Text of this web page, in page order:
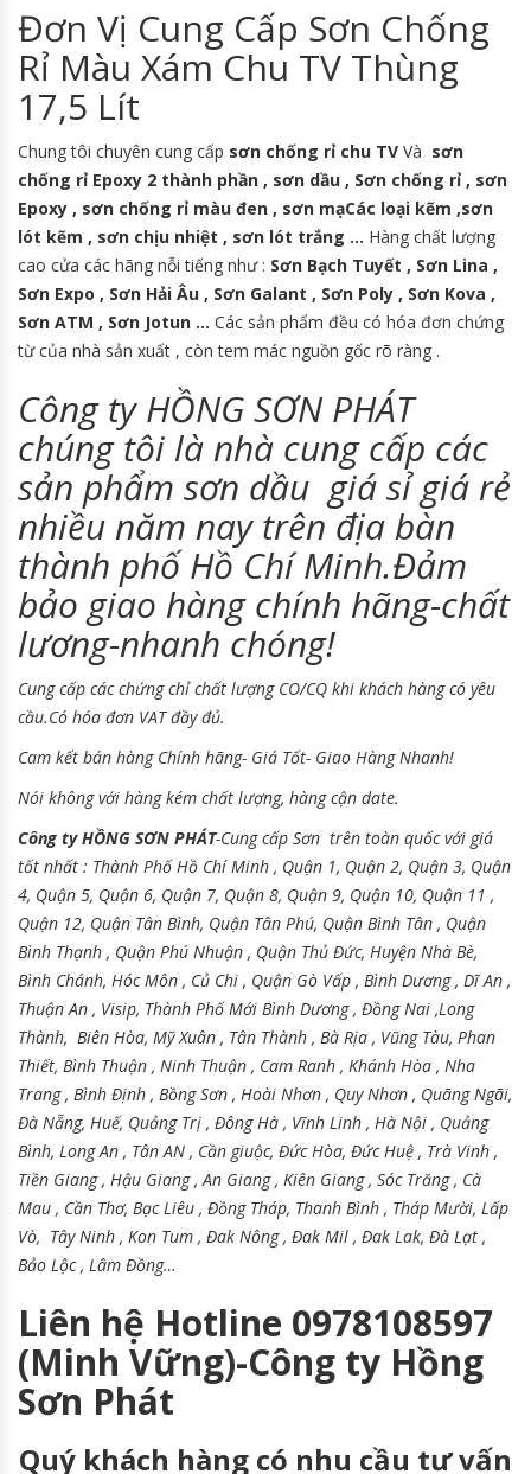
Đơn Vị Cung Cấp Sơn Chống
Rỉ Màu Xám Chu TV Thùng
17,5 Lít
Chung tôi chuyên cung cấp sơn chống rỉ chu TV Và sơn
chống rỉ Epoxy 2 thành phần , sơn dầu , Sơn chống rỉ , sơn
Epoxy , sơn chống rỉ màu đen , sơn mạCác loại kẽm ,sơn
lót kẽm , sơn chịu nhiệt , sơn lót trắng … Hàng chất lượng
cao cửa các hãng nỗi tiếng như : Sơn Bạch Tuyết , Sơn Lina ,
Sơn Expo , Sơn Hải Âu , Sơn Galant , Sơn Poly , Sơn Kova ,
Sơn ATM , Sơn Jotun … Các sản phẩm đều có hóa đơn chứng
từ của nhà sản xuất , còn tem mác nguồn gốc rõ ràng .
Công ty HỒNG SƠN PHÁT
chúng tôi là nhà cung cấp các
sản phẩm sơn dầu giá sỉ giá rẻ
nhiều năm nay trên địa bàn
thành phố Hồ Chí Minh.Đảm
bảo giao hàng chính hãng-chất
lương-nhanh chóng!
Cung cấp các chứng chỉ chất lượng CO/CQ khi khách hàng có yêu
cầu.Có hóa đơn VAT đầy đủ.
Cam kết bán hàng Chính hãng- Giá Tốt- Giao Hàng Nhanh!
Nói không với hàng kém chất lượng, hàng cận date.
Công ty HỒNG SƠN PHÁT-Cung cấp Sơn trên toàn quốc với giá
tốt nhất : Thành Phố Hồ Chí Minh , Quận 1, Quận 2, Quận 3, Quận
4, Quận 5, Quận 6, Quận 7, Quận 8, Quận 9, Quận 10, Quận 11 ,
Quận 12, Quận Tân Bình, Quận Tân Phú, Quận Bình Tân , Quận
Bình Thạnh , Quận Phú Nhuận , Quận Thủ Đức, Huyện Nhà Bè,
Bình Chánh, Hóc Môn , Củ Chi , Quận Gò Vấp , Bình Dương , Dĩ An ,
Thuận An , Visip, Thành Phố Mới Bình Dương , Đồng Nai ,Long
Thành, Biên Hòa, Mỹ Xuân , Tân Thành , Bà Rịa , Vũng Tàu, Phan
Thiết, Bình Thuận , Ninh Thuận , Cam Ranh , Khánh Hòa , Nha
Trang , Bình Định , Bồng Sơn , Hoài Nhơn , Quy Nhơn , Quãng Ngãi,
Đà Nẵng, Huế, Quảng Trị , Đông Hà , Vĩnh Linh , Hà Nội , Quảng
Bình, Long An , Tân AN , Cần giuộc, Đức Hòa, Đức Huệ , Trà Vinh ,
Tiền Giang , Hậu Giang , An Giang , Kiên Giang , Sóc Trăng , Cà
Mau , Cần Thơ, Bạc Liêu , Đồng Tháp, Thanh Bình , Tháp Mười, Lấp
Vò, Tây Ninh , Kon Tum , Đak Nông , Đak Mil , Đak Lak, Đà Lạt ,
Bảo Lộc , Lâm Đồng…
Liên hệ Hotline 0978108597
(Minh Vững)-Công ty Hồng
Sơn Phát
Quý khách hàng có nhu cầu tư vấn